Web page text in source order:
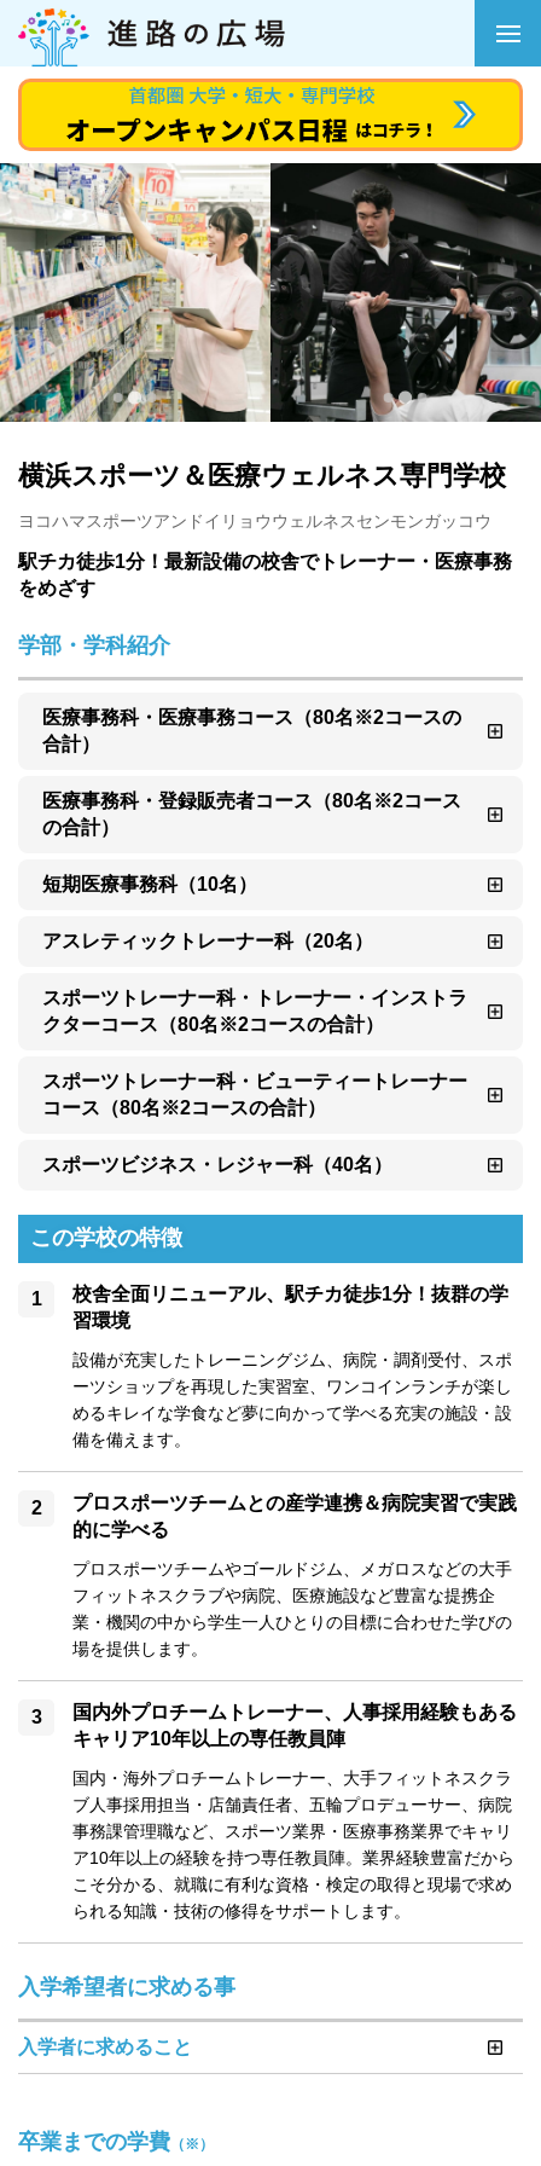
横浜スポーツ＆医療ウェルネス専門学校
ヨコハマスポーツアンドイリョウウェルネスセンモンガッコウ
駅チカ徒歩1分！最新設備の校舎でトレーナー・医療事務
をめざす
学部・学科紹介
医療事務科・医療事務コース（80名※2コースの
合計）
医療事務科・登録販売者コース（80名※2コース
の合計）
短期医療事務科（10名）
アスレティックトレーナー科（20名）
スポーツトレーナー科・トレーナー・インストラ
クターコース（80名※2コースの合計）
スポーツトレーナー科・ビューティートレーナー
コース（80名※2コースの合計）
スポーツビジネス・レジャー科（40名）
この学校の特徴
校舎全面リニューアル、駅チカ徒歩1分！抜群の学
習環境
設備が充実したトレーニングジム、病院・調剤受付、スポ
ーツショップを再現した実習室、ワンコインランチが楽し
めるキレイな学食など夢に向かって学べる充実の施設・設
備を備えます。
プロスポーツチームとの産学連携＆病院実習で実践
的に学べる
プロスポーツチームやゴールドジム、メガロスなどの大手
フィットネスクラブや病院、医療施設など豊富な提携企
業・機関の中から学生一人ひとりの目標に合わせた学びの
場を提供します。
国内外プロチームトレーナー、人事採用経験もある
キャリア10年以上の専任教員陣
国内・海外プロチームトレーナー、大手フィットネスクラ
ブ人事採用担当・店舗責任者、五輪プロデューサー、病院
事務課管理職など、スポーツ業界・医療事務業界でキャリ
ア10年以上の経験を持つ専任教員陣。業界経験豊富だから
こそ分かる、就職に有利な資格・検定の取得と現場で求め
られる知識・技術の修得をサポートします。
入学希望者に求める事
入学者に求めること
卒業までの学費 （※）